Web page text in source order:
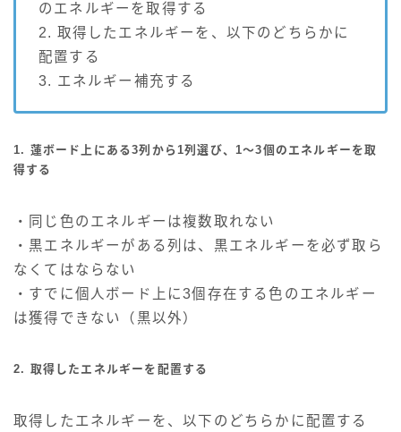
のエネルギーを取得する
2. 取得したエネルギーを、以下のどちらかに
配置する
3. エネルギー補充する
1. 蓮ボード上にある3列から1列選び、1～3個のエネルギーを取
得する
・同じ色のエネルギーは複数取れない
・黒エネルギーがある列は、黒エネルギーを必ず取ら
なくてはならない
・すでに個人ボード上に3個存在する色のエネルギー
は獲得できない（黒以外）
2. 取得したエネルギーを配置する
取得したエネルギーを、以下のどちらかに配置する